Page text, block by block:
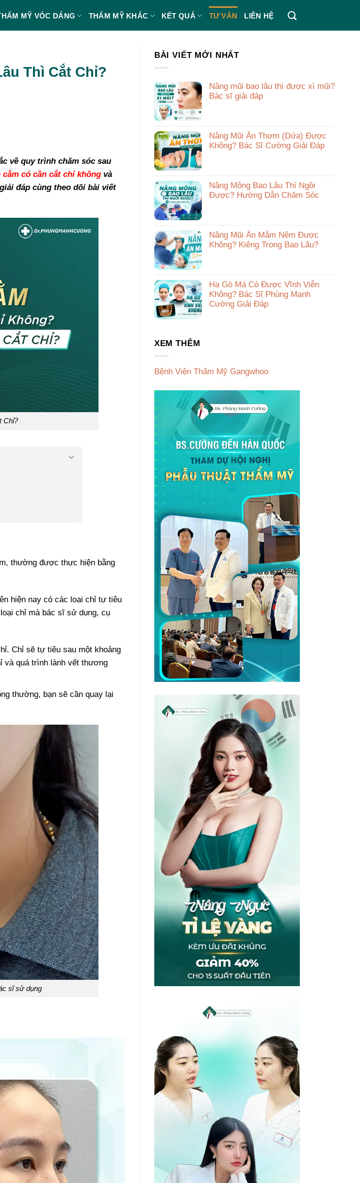
MỸ VÓC DÁNG THẨM MỸ KHÁC KẾT QUẢ TƯ VẤN LIÊN HỆ
Thì Cắt Chỉ?
về quy trình chăm sóc sau
cằm có cần cắt chỉ không và
đáp cùng theo dõi bài viết
Chỉ?
thường được thực hiện bằng
hiện nay có các loại chỉ tự tiêu
chỉ mà bác sĩ sử dụng, cụ
Chỉ sẽ tự tiêu sau một khoảng
và quá trình lành vết thương
thường, bạn sẽ cần quay lại
sĩ sử dụng
BÀI VIẾT MỚI NHẤT
Nâng mũi bao lâu thì được xì mũi?
Bác sĩ giải đáp
Nâng Mũi Ăn Thơm (Dứa) Được
Không? Bác Sĩ Cường Giải Đáp
Nâng Mông Bao Lâu Thì Ngồi
Được? Hướng Dẫn Chăm Sóc
Nâng Mũi Ăn Mắm Nêm Được
Không? Kiêng Trong Bao Lâu?
Hạ Gò Má Có Được Vĩnh Viễn
Không? Bác Sĩ Phùng Mạnh
Cường Giải Đáp
XEM THÊM
Bệnh Viện Thẩm Mỹ Gangwhoo